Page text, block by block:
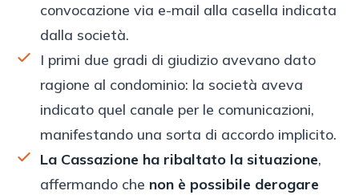
convocazione via e-mail alla casella indicata
dalla società.
I primi due gradi di giudizio avevano dato
ragione al condominio: la società aveva
indicato quel canale per le comunicazioni,
manifestando una sorta di accordo implicito.
La Cassazione ha ribaltato la situazione,
affermando che non è possibile derogare